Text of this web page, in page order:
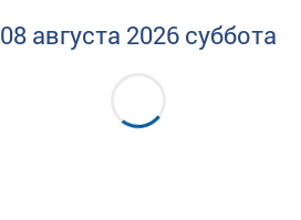
08 августа 2026 суббота